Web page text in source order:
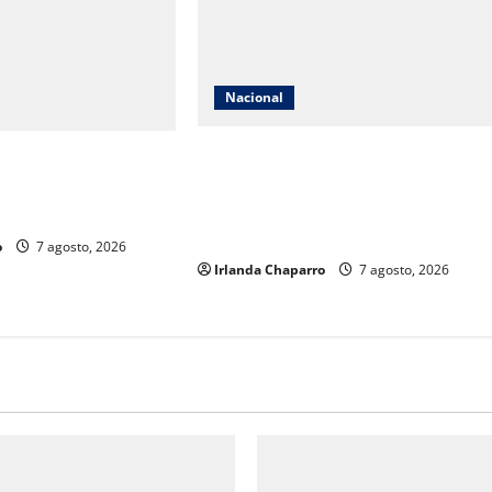
7 agosto, 2026
Nacional
Irlanda Chaparro 7 agosto, 2026